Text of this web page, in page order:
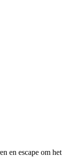
en escape om het